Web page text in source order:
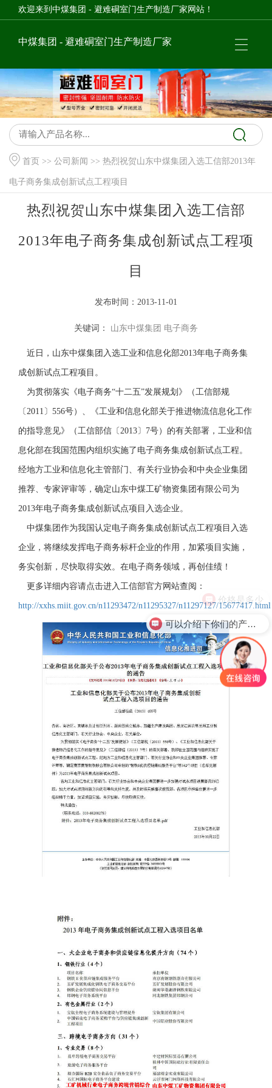
欢迎来到中煤集团 - 避难硐室门生产制造厂家网站！
中煤集团 - 避难硐室门生产制造厂家
首页 >>公司新闻 >> 热烈祝贺山东中煤集团入选工信部2013年
电子商务集成创新试点工程项目
热烈祝贺山东中煤集团入选工信部
2013年电子商务集成创新试点工程项
目
发布时间：2013-11-01
关键词： 山东中煤集团 电子商务
近日，山东中煤集团入选工业和信息化部2013年电子商务集
成创新试点工程项目。
为贯彻落实《电子商务“十二五”发展规划》（工信部规
〔2011〕556号）、《工业和信息化部关于推进物流信息化工作
的指导意见》（工信部信〔2013〕7号）的有关部署，工业和信
息化部在我国范围内组织实施了电子商务集成创新试点工程。
经地方工业和信息化主管部门、有关行业协会和中央企业集团
推荐、专家评审等，确定山东中煤工矿物资集团有限公司为
2013年电子商务集成创新试点项目入选企业。
中煤集团作为我国认定电子商务集成创新试点工程项目入选
企业，将继续发挥电子商务标杆企业的作用，加紧项目实施，
务实创新，尽快取得实效。在电子商务领域，再创佳绩！
更多详细内容请点击进入工信部官方网站查阅 ：
http://xxhs.miit.gov.cn/n11293472/n11295327/n11297127/15677417.html
可以介绍下你们的产品么？
价格是多少